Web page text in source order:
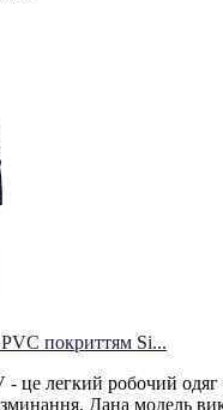
покриттям Si...
- це легкий робочий одяг
Дана модель